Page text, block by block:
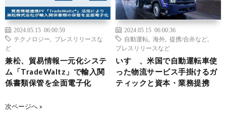
2024.05.15 06:00:59
テクノロジー
プレスリリースな
ど
兼松、貿易情報一元化システ
ム「TradeWaltz」で輸入関
係書類保管を全面電子化
2024.05.15 06:00:36
自動運転
海外 提携/合弁など
プレスリリースなど
いすゞ、米国で自動運転車使
った物流サービス手掛けるガ
ティックと資本・業務提携
次ページへ »